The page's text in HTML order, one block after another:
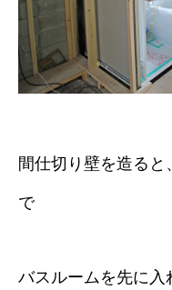
間仕切り壁を造る
で
バスルームを先に入